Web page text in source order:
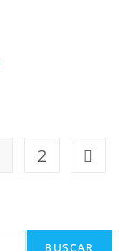
2
BUSCAR